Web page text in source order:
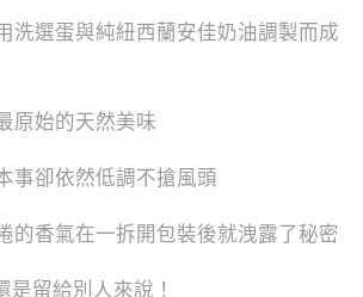
洗選蛋與純紐西蘭安佳奶油調製而成
原始的天然美味
事卻依然低調不搶風頭
的香氣在一拆開包裝後就洩露了秘密
是留給別人來說！